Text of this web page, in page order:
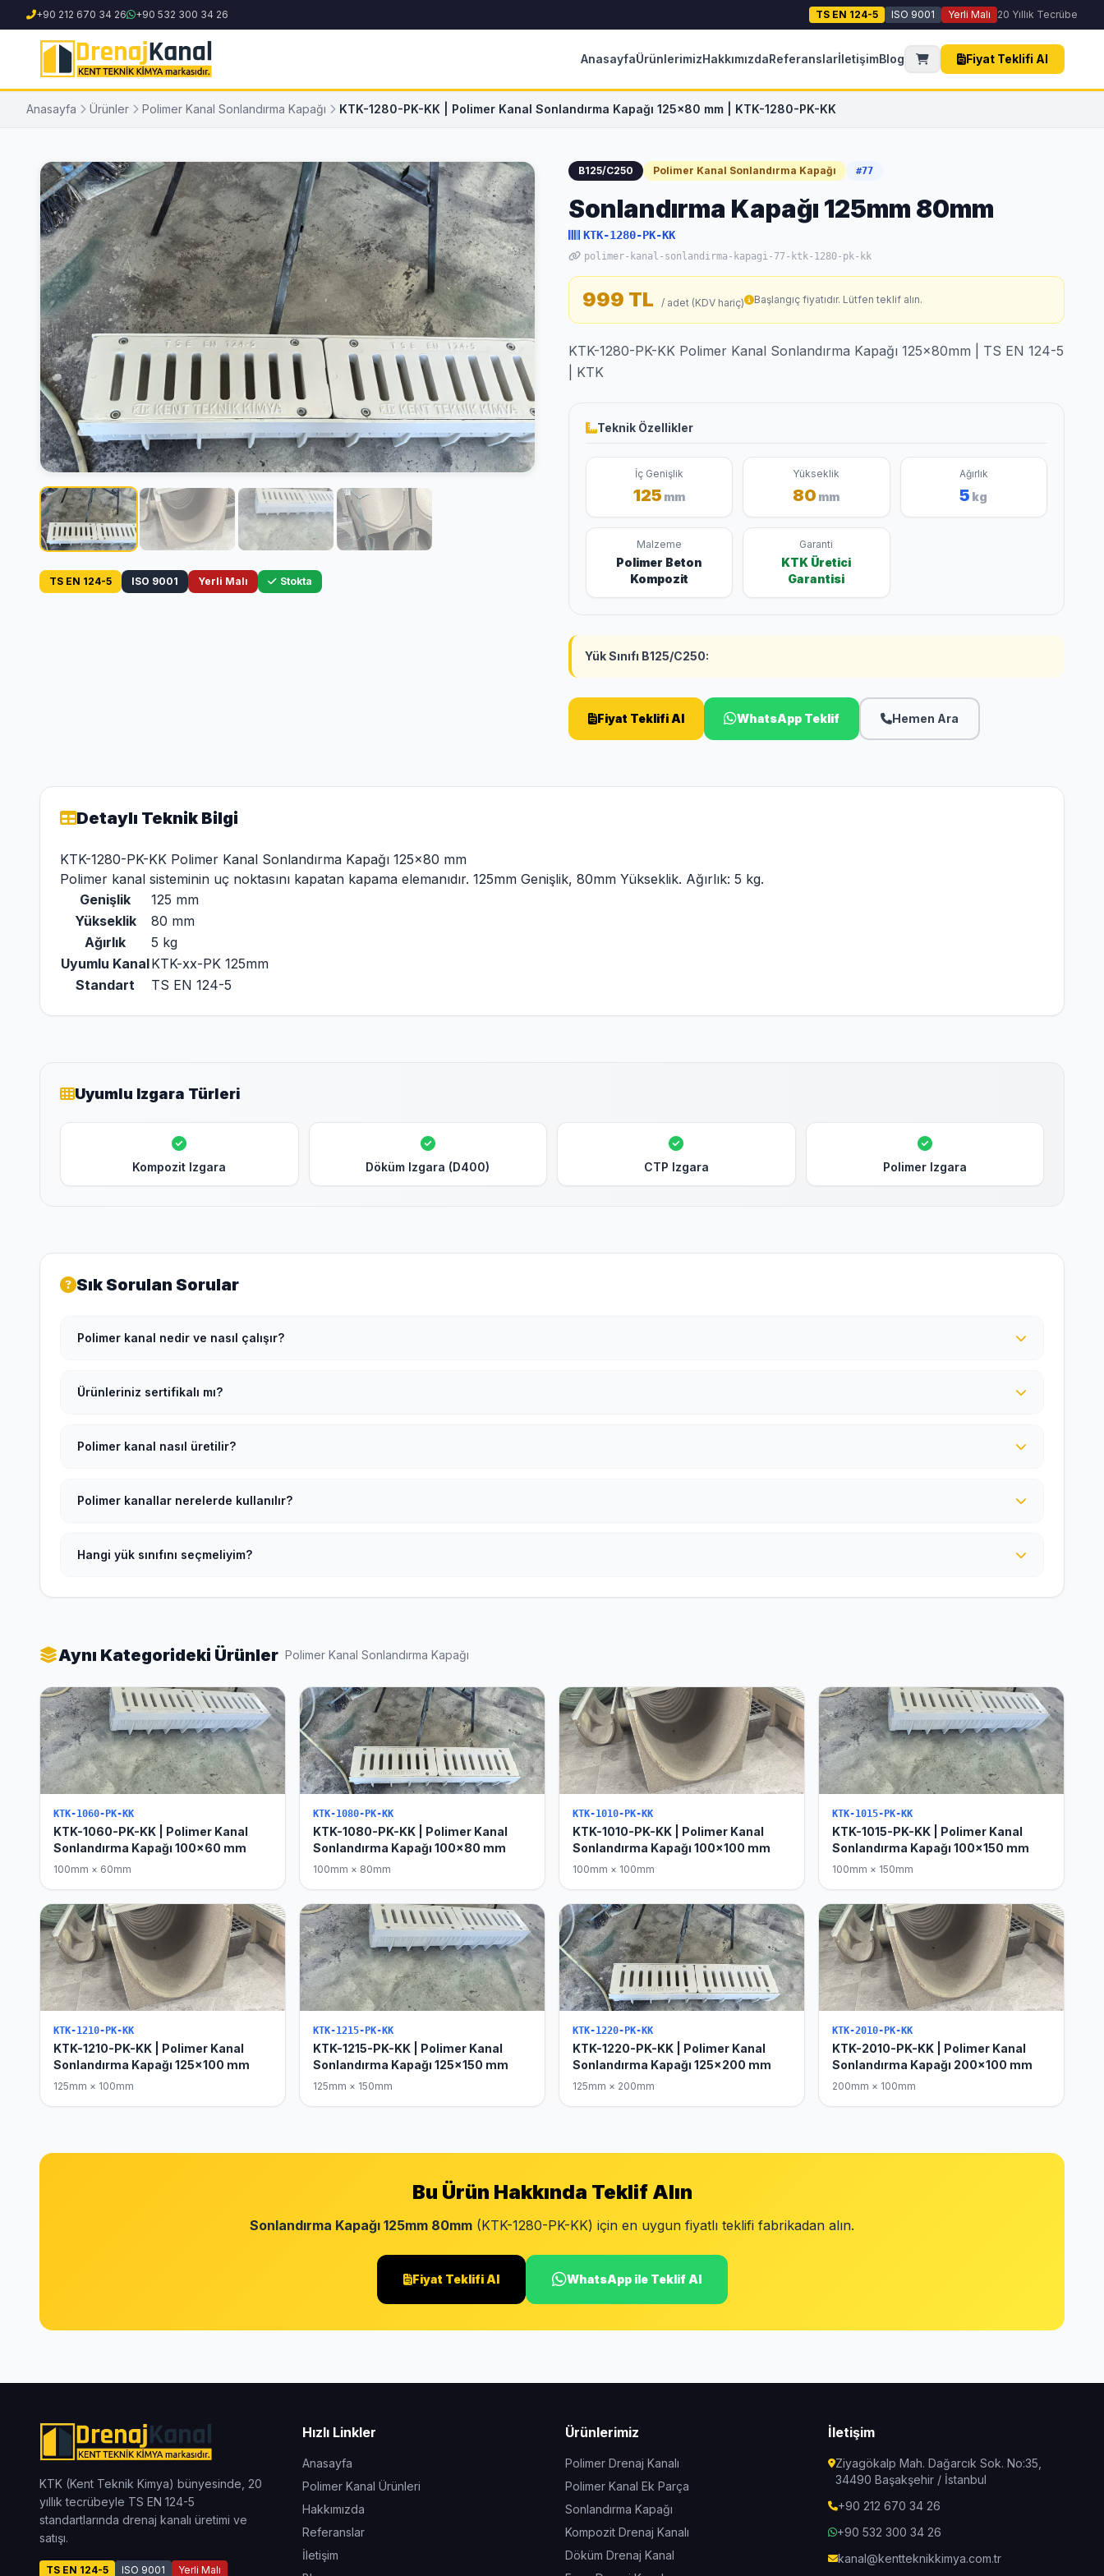
+90 212 670 34 26 +90 532 300 34 26 TS EN 124-5 ISO 9001 Yerli Malı 20 Yıllık Tecrübe
AnasayfaÜrünlerimizHakkımızdaReferanslarİletişimBlog Fiyat Teklifi Al
Anasayfa Ürünler Polimer Kanal Sonlandırma Kapağı KTK-1280-PK-KK | Polimer Kanal Sonlandırma Kapağı 125x80 mm | KTK-1280-PK-KK
TS EN 124-5 ISO 9001 Yerli Malı Stokta
B125/C250 Polimer Kanal Sonlandırma Kapağı #77
Sonlandırma Kapağı 125mm 80mm
KTK-1280-PK-KK
polimer-kanal-sonlandirma-kapagi-77-ktk-1280-pk-kk
999 TL / adet (KDV hariç) Başlangıç fiyatıdır. Lütfen teklif alın.
KTK-1280-PK-KK Polimer Kanal Sonlandırma Kapağı 125x80mm | TS EN 124-5
| KTK
Teknik Özellikler
İç Genişlik
125 mm
Yükseklik
80 mm
Ağırlık
5 kg
Malzeme
Polimer Beton
Kompozit
Garanti
KTK Üretici
Garantisi
Yük Sınıfı B125/C250:
Fiyat Teklifi Al WhatsApp Teklif Hemen Ara
Detaylı Teknik Bilgi
KTK-1280-PK-KK Polimer Kanal Sonlandırma Kapağı 125x80 mm
Polimer kanal sisteminin uç noktasını kapatan kapama elemanıdır. 125mm Genişlik, 80mm Yükseklik. Ağırlık: 5 kg.
Genişlik
125 mm
Yükseklik
80 mm
Ağırlık
5 kg
Uyumlu KanalKTK-xx-PK 125mm
Standart
TS EN 124-5
Uyumlu Izgara Türleri
Kompozit Izgara Döküm Izgara (D400) CTP Izgara Polimer Izgara
Sık Sorulan Sorular
Polimer kanal nedir ve nasıl çalışır?
Ürünleriniz sertifikalı mı?
Polimer kanal nasıl üretilir?
Polimer kanallar nerelerde kullanılır?
Hangi yük sınıfını seçmeliyim?
Aynı Kategorideki Ürünler Polimer Kanal Sonlandırma Kapağı
KTK-1060-PK-KK
KTK-1060-PK-KK | Polimer Kanal
Sonlandırma Kapağı 100x60 mm
100mm × 60mm
KTK-1080-PK-KK
KTK-1080-PK-KK | Polimer Kanal
Sonlandırma Kapağı 100x80 mm
100mm × 80mm
KTK-1010-PK-KK
KTK-1010-PK-KK | Polimer Kanal
Sonlandırma Kapağı 100x100 mm
100mm × 100mm
KTK-1015-PK-KK
KTK-1015-PK-KK | Polimer Kanal
Sonlandırma Kapağı 100x150 mm
100mm × 150mm
KTK-1210-PK-KK
KTK-1210-PK-KK | Polimer Kanal
Sonlandırma Kapağı 125x100 mm
125mm × 100mm
KTK-1215-PK-KK
KTK-1215-PK-KK | Polimer Kanal
Sonlandırma Kapağı 125x150 mm
125mm × 150mm
KTK-1220-PK-KK
KTK-1220-PK-KK | Polimer Kanal
Sonlandırma Kapağı 125x200 mm
125mm × 200mm
KTK-2010-PK-KK
KTK-2010-PK-KK | Polimer Kanal
Sonlandırma Kapağı 200x100 mm
200mm × 100mm
Bu Ürün Hakkında Teklif Alın
Sonlandırma Kapağı 125mm 80mm (KTK-1280-PK-KK) için en uygun fiyatlı teklifi fabrikadan alın.
Fiyat Teklifi Al WhatsApp ile Teklif Al
KTK (Kent Teknik Kimya) bünyesinde, 20
yıllık tecrübeyle TS EN 124-5
standartlarında drenaj kanalı üretimi ve
satışı.
TS EN 124-5 ISO 9001 Yerli Malı
Hızlı Linkler
Anasayfa
Polimer Kanal Ürünleri
Hakkımızda
Referanslar
İletişim
Ürünlerimiz
Polimer Drenaj Kanalı
Polimer Kanal Ek Parça
Sonlandırma Kapağı
Kompozit Drenaj Kanalı
Döküm Drenaj Kanal
İletişim
Ziyagökalp Mah. Dağarcık Sok. No:35,
34490 Başakşehir / İstanbul
+90 212 670 34 26
+90 532 300 34 26
kanal@kentteknikkimya.com.tr